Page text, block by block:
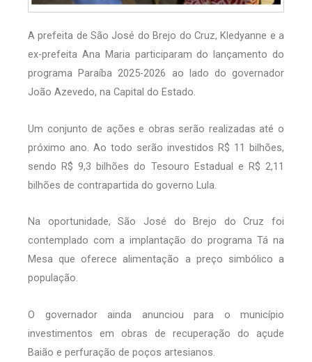
A prefeita de São José do Brejo do Cruz, Kledyanne e a
ex-prefeita Ana Maria participaram do lançamento do
programa Paraíba 2025-2026 ao lado do governador
João Azevedo, na Capital do Estado.
Um conjunto de ações e obras serão realizadas até o
próximo ano. Ao todo serão investidos R$ 11 bilhões,
sendo R$ 9,3 bilhões do Tesouro Estadual e R$ 2,11
bilhões de contrapartida do governo Lula.
Na oportunidade, São José do Brejo do Cruz foi
contemplado com a implantação do programa Tá na
Mesa que oferece alimentação a preço simbólico a
população.
O governador ainda anunciou para o município
investimentos em obras de recuperação do açude
Baião e perfuração de poços artesianos.